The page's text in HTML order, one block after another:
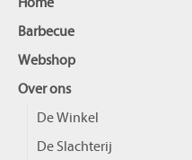
Hapjes
Kip Jambalaya
Barbecue
Webshop
Over ons
De Winkel
De Slachterij